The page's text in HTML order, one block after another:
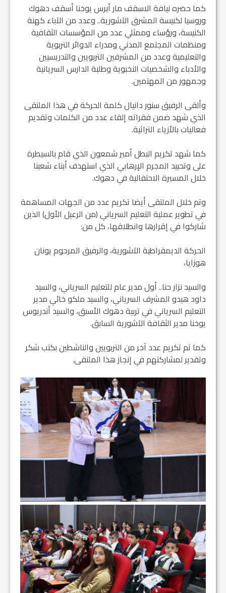
كما حضره نيافة الاسقف مار أبرس يوخنا أسقف دهوك
وروسيا لكنيسة المشرق الآشورية.. وعدد من الآباء كهنة
الكنيسة، ورؤساء وممثلي عدد من المؤسسات الثقافية
ومنظمات المجتمع المدني ومدراء الدوائر التربوية
والتعليمية وعدد من المشرفين التربويين والتدريسيين
والأدباء والشخصيات النخبوية وطلبة الدارس السريانية
وجمهور من المهتمين.
وألقى الرفيق سنور دانيال كلمة الحركة في هذا الملتقى
الذي شهد ضمن فقراته إلقاء عدد من الكلمات وتقديم
فعاليات بالأزياء التراثية.
كما شهد تكريم البطل أمير شمعون الذي قام بالسيطرة
على وتحييد المجرم الإرهابي الذي استهدف أبناء شعبنا
خلال المسيرة الاحتفالية في دهوك.
وتم خلال الملتقى أيضا تكريم عدد من الجهات المساهمة
في تطوير عملية التعليم السرياني (من الرعيل الأول) الذين
شاركوا في إقرارها وانطلاقها، كل من:
الحركة الديمقراطية الآشورية، والرفيق المرحوم يونان
هوزايا،
والسيد نزار حنا.. أول مدير عام للتعليم السرياني، والسيد
داود هيدو المشرف السرياني، والسيد ملكو خائي مدير
التعليم السرياني في تربية دهوك الأسبق، والسيد أندريوس
يوخنا مدير الثقافة الآشورية السابق.
كما تم تكريم عدد آخر من التربويين والناشطين بكتب شكر
وتقدير لمشاركتهم في إنجاز هذا الملتقى.